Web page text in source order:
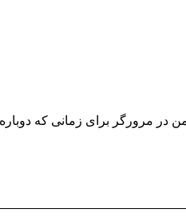
در مرورگر برای زمانی که